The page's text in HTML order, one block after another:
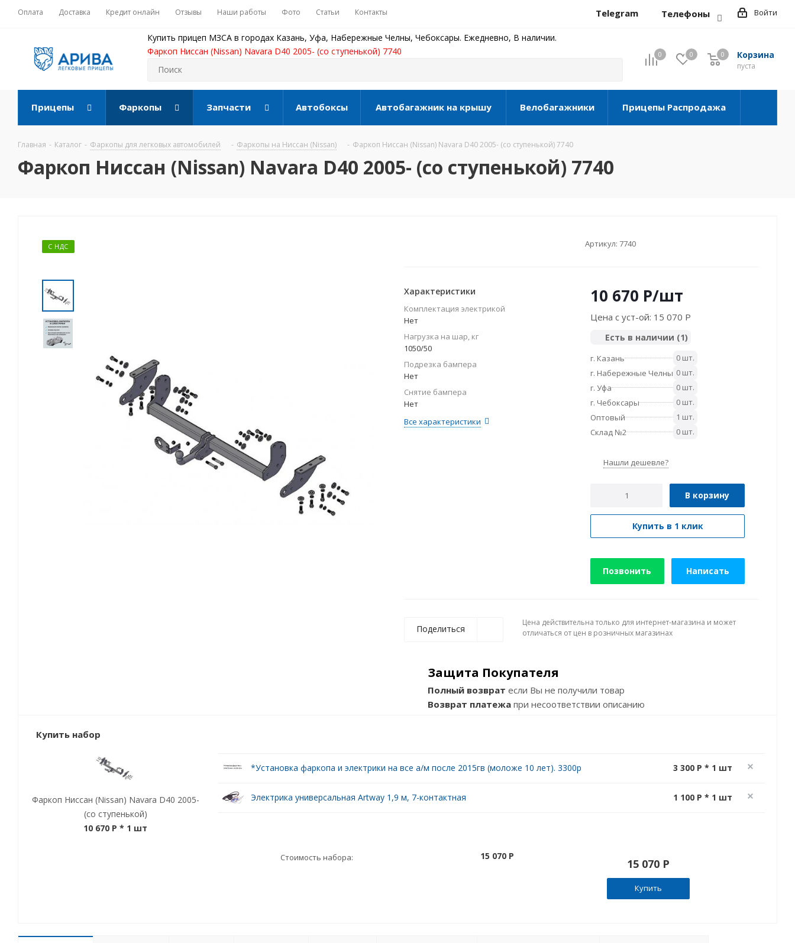
Оплата Доставка Кредит онлайн Отзывы Наши работы Фото Статьи Контакты Войти
Telegram Телефоны
Купить прицеп МЗСА в городах Казань, Уфа, Набережные Челны, Чебоксары. Ежедневно, В наличии.
Фаркоп Ниссан (Nissan) Navara D40 2005- (со ступенькой) 7740
0 0 Корзина
0
пуста
0
Прицепы Фаркопы Запчасти Автобоксы Автобагажник на крышу Велобагажники Прицепы Распродажа
Главная - Каталог - Фаркопы для легковых автомобилей - Фаркопы на Ниссан (Nissan) - Фаркоп Ниссан (Nissan) Navara D40 2005- (со ступенькой) 7740
Фаркоп Ниссан (Nissan) Navara D40 2005- (со ступенькой) 7740
С НДС Артикул: 7740
Характеристики
Комплектация электрикой
Нет
Нагрузка на шар, кг
1050/50
Подрезка бампера
Нет
Снятие бампера
Нет
Все характеристики
10 670 P/шт
Цена с уст-ой: 15 070 P
Есть в наличии (1)
г. Казань
0 шт.
г. Набережные Челны 0 шт.
г. Уфа
0 шт.
г. Чебоксары
0 шт.
Оптовый
1 шт.
Склад №2
0 шт.
Нашли дешевле?
В корзину
Купить в 1 клик
Позвонить Написать
Поделиться
Цена действительна только для интернет-магазина и может
отличаться от цен в розничных магазинах
Защита Покупателя
Полный возврат если Вы не получили товар
Возврат платежа при несоответствии описанию
Купить набор
Фаркоп Ниссан (Nissan) Navara D40 2005-
(со ступенькой)
10 670 P * 1 шт
*Установка фаркопа и электрики на все а/м после 2015гв (моложе 10 лет). 3300р 3 300 P * 1 шт
Электрика универсальная Artway 1,9 м, 7-контактная 1 100 P * 1 шт
Стоимость набора: 15 070 P
15 070 P
Купить